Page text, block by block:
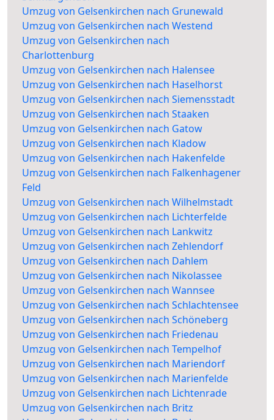
Umzug von Gelsenkirchen nach Grunewald
Umzug von Gelsenkirchen nach Westend
Umzug von Gelsenkirchen nach
Charlottenburg
Umzug von Gelsenkirchen nach Halensee
Umzug von Gelsenkirchen nach Haselhorst
Umzug von Gelsenkirchen nach Siemensstadt
Umzug von Gelsenkirchen nach Staaken
Umzug von Gelsenkirchen nach Gatow
Umzug von Gelsenkirchen nach Kladow
Umzug von Gelsenkirchen nach Hakenfelde
Umzug von Gelsenkirchen nach Falkenhagener
Feld
Umzug von Gelsenkirchen nach Wilhelmstadt
Umzug von Gelsenkirchen nach Lichterfelde
Umzug von Gelsenkirchen nach Lankwitz
Umzug von Gelsenkirchen nach Zehlendorf
Umzug von Gelsenkirchen nach Dahlem
Umzug von Gelsenkirchen nach Nikolassee
Umzug von Gelsenkirchen nach Wannsee
Umzug von Gelsenkirchen nach Schlachtensee
Umzug von Gelsenkirchen nach Schöneberg
Umzug von Gelsenkirchen nach Friedenau
Umzug von Gelsenkirchen nach Tempelhof
Umzug von Gelsenkirchen nach Mariendorf
Umzug von Gelsenkirchen nach Marienfelde
Umzug von Gelsenkirchen nach Lichtenrade
Umzug von Gelsenkirchen nach Britz